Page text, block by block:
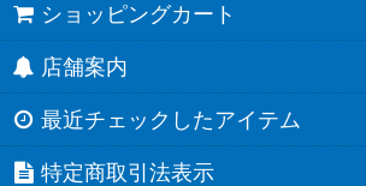
ショッピングカート
店舗案内
最近チェックしたアイテム
特定商取引法表示